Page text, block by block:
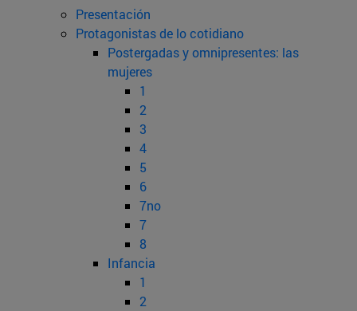
Presentación
Protagonistas de lo cotidiano
Postergadas y omnipresentes: las
mujeres
1
2
3
4
5
6
7no
7
8
Infancia
1
2